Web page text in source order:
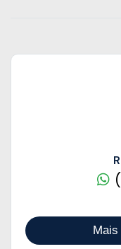
Mais